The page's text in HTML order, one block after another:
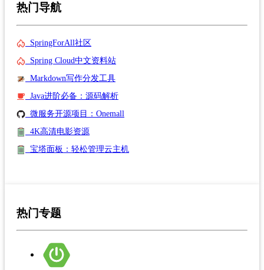
热门导航
SpringForAll社区
Spring Cloud中文资料站
Markdown写作分发工具
Java进阶必备：源码解析
微服务开源项目：Onemall
4K高清电影资源
宝塔面板：轻松管理云主机
热门专题